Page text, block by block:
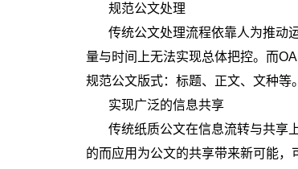
规范公文处理
传统公文处理流程依靠人为推动
量与时间上无法实现总体把控。而OA
规范公文版式：标题、正文、文种等。
实现广泛的信息共享
传统纸质公文在信息流转与共享
的而应用为公文的共享带来新可能